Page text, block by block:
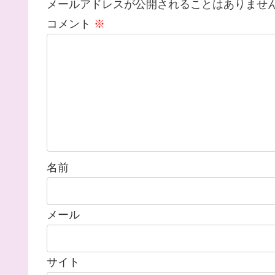
メールアドレスが公開されることはありませ
コメント ※
名前
メール
サイト